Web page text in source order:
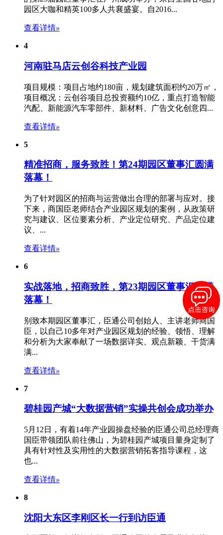
园区大咖和精英100多人共襄盛宴。自2016...
查看详情»
4
河南驻马店云创谷科技产业园
项目规模：项目占地约180亩，规划建筑面积约20万㎡，
项目概况：云创谷项目总投资额约10亿，重点打造智能
汽配、新能源汽车零部件、新材料、广告文化创意四...
查看详情»
5
精准招商，服务致胜！第24期园区董事汇圆满
落幕！
为了针对园区的招商与运营做出合理的部署与应对。接
下来，商国臣老师结合产业园区规划 的案例，从政策研
究与建议、区位要素分析、产业定位研究、产品定位建
议、...
查看详情»
6
实战落地，招商致胜，第23期园区董事汇圆满
落幕！
别致本期园区董事汇，臣通公司创始人、主讲老师商国
臣，以自己10多年对产业园区规划 的经验、领悟、理解
和分析为大家奉献了一场数据详实、观点新颖、干货满
满...
查看详情»
7
碧桂园产城“大数据营销”实操共创会成功举办
5月12日，有着14年产业园操盘经验的臣通公司总经理商
国臣带领团队前往佛山，为碧桂园产城项目量身定制了
具有针对性及实用性的大数据营销拓客指导课程，这
也...
查看详情»
8
沈阳大东区李刚区长一行到访臣通